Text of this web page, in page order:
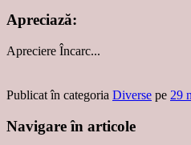
Apreciază:
Apreciere Încarc...
Publicat în categoria Diverse pe 29
Navigare în articole